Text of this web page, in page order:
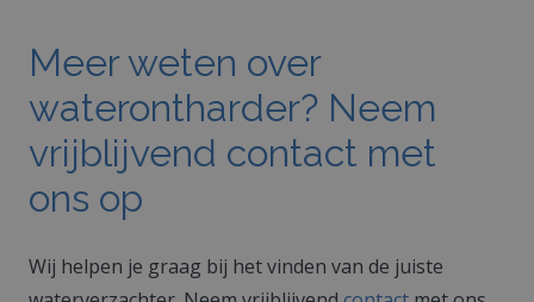
Meer weten over
waterontharder? Neem
vrijblijvend contact met
ons op
Wij helpen je graag bij het vinden van de juiste